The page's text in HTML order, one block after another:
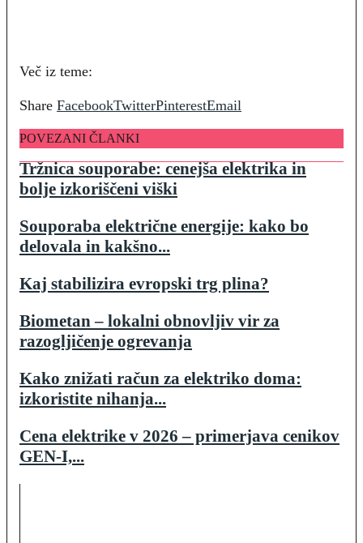
Več iz teme:
Share FacebookTwitterPinterestEmail
POVEZANI ČLANKI
Tržnica souporabe: cenejša elektrika in
bolje izkoriščeni viški
Souporaba električne energije: kako bo
delovala in kakšno...
Kaj stabilizira evropski trg plina?
Biometan – lokalni obnovljiv vir za
razogljičenje ogrevanja
Kako znižati račun za elektriko doma:
izkoristite nihanja...
Cena elektrike v 2026 – primerjava cenikov
GEN-I,...